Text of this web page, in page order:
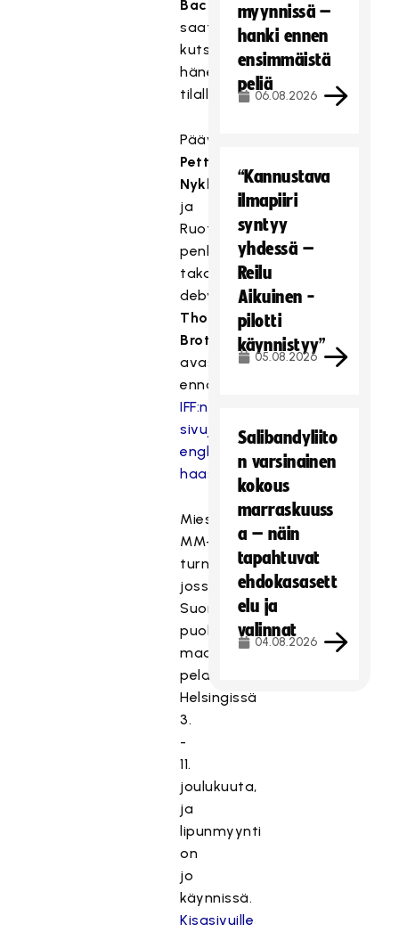
Backbyn
saatua
kutsun
hänen
tilalleen.
Päävalmentajat
Petteri
Nykky
ja
Ruotsin
penkin
takana
debytoiva
Thomas
Brottman
avasivat
ennakkomietteitään
IFF:n
sivujen
englanninkielisessä
haastattelussa.
Miesten
MM-
turnaus,
jossa
Suomi
puolustaa
maailmanmestaruuttaan,
pelataan
Helsingissä
3.
-
11.
joulukuuta,
ja
lipunmyynti
on
jo
käynnissä.
Kisasivuille
myynnissä –
hanki ennen
ensimmäistä
peliä
06.08.2026
“Kannustava
ilmapiiri
syntyy
yhdessä –
Reilu
Aikuinen -
pilotti
käynnistyy”
05.08.2026
Salibandyliito
n varsinainen
kokous
marraskuuss
a – näin
tapahtuvat
ehdokasasett
elu ja
valinnat
04.08.2026